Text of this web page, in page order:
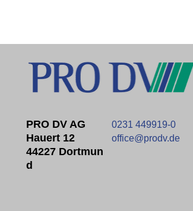
PRO DV AG
Hauert 12
44227 Dortmun
D
0231 449919-0
office@prodv.de